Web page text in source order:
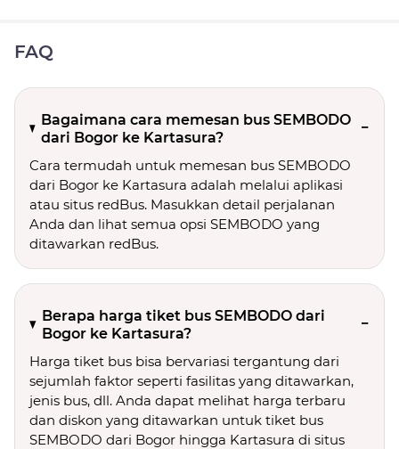
FAQ
Bagaimana cara memesan bus SEMBODO
dari Bogor ke Kartasura?
Cara termudah untuk memesan bus SEMBODO
dari Bogor ke Kartasura adalah melalui aplikasi
atau situs redBus. Masukkan detail perjalanan
Anda dan lihat semua opsi SEMBODO yang
ditawarkan redBus.
Berapa harga tiket bus SEMBODO dari
Bogor ke Kartasura?
Harga tiket bus bisa bervariasi tergantung dari
sejumlah faktor seperti fasilitas yang ditawarkan,
jenis bus, dll. Anda dapat melihat harga terbaru
dan diskon yang ditawarkan untuk tiket bus
SEMBODO dari Bogor hingga Kartasura di situs